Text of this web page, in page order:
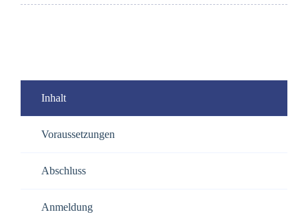
Inhalt
Voraussetzungen
Abschluss
Anmeldung